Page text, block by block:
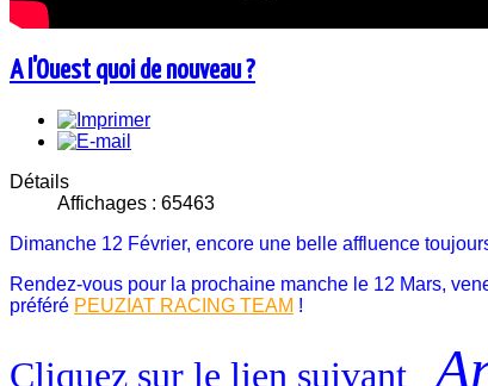
A l'Ouest quoi de nouveau ?
Détails
Affichages : 65463
Dimanche 12 Février, encore une belle affluence
Rendez-vous pour la prochaine manche le 12 Mars,
préféré PEUZIAT RACING TEAM !
Cliquez sur le lien suivant